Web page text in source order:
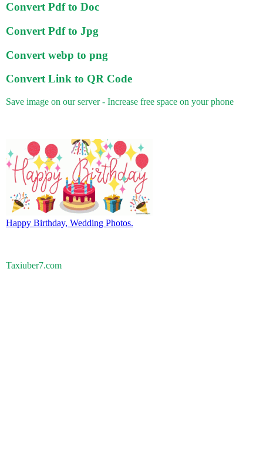
Convert Pdf to Doc
Convert Pdf to Jpg
Convert webp to png
Convert Link to QR Code
Save image on our server - Increase free space on your phone
Happy Birthday, Wedding Photos.
Taxiuber7.com